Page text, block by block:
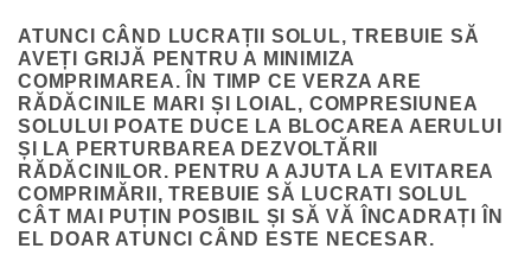
ATUNCI CÂND LUCRAȚII SOLUL, TREBUIE SĂ
AVEȚI GRIJĂ PENTRU A MINIMIZA
COMPRIMAREA. ÎN TIMP CE VERZA ARE
RĂDĂCINILE MARI ȘI LOIAL, COMPRESIUNEA
SOLULUI POATE DUCE LA BLOCAREA AERULUI
ȘI LA PERTURBAREA DEZVOLTĂRII
RĂDĂCINILOR. PENTRU A AJUTA LA EVITAREA
COMPRIMĂRII, TREBUIE SĂ LUCRATI SOLUL
CÂT MAI PUȚIN POSIBIL ȘI SĂ VĂ ÎNCADRAȚI ÎN
EL DOAR ATUNCI CÂND ESTE NECESAR.